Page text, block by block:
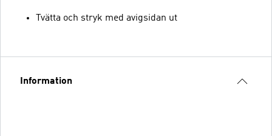
Tvätta och stryk med avigsidan ut
Information